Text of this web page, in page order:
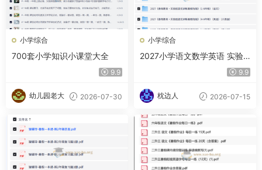
小学综合
700套小学知识小课堂大全
9.9
幼儿园老大 2026-07-30
小学综合
2027小学语文数学英语 实验
9.9
枕边人 2026-07-15